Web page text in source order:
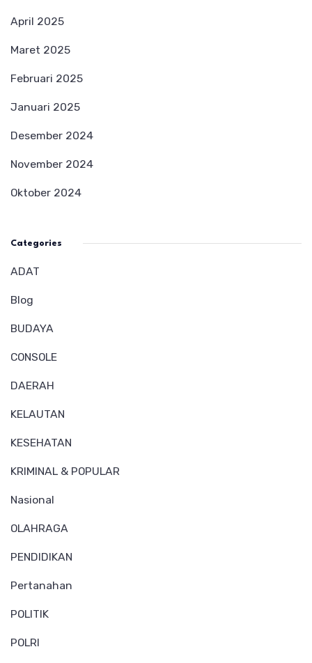
April 2025
Maret 2025
Februari 2025
Januari 2025
Desember 2024
November 2024
Oktober 2024
Categories
ADAT
Blog
BUDAYA
CONSOLE
DAERAH
KELAUTAN
KESEHATAN
KRIMINAL & POPULAR
Nasional
OLAHRAGA
PENDIDIKAN
Pertanahan
POLITIK
POLRI